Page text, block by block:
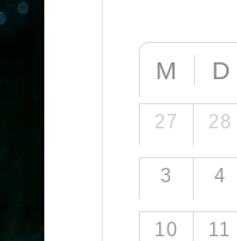
M D
27 28
3 4
10 11